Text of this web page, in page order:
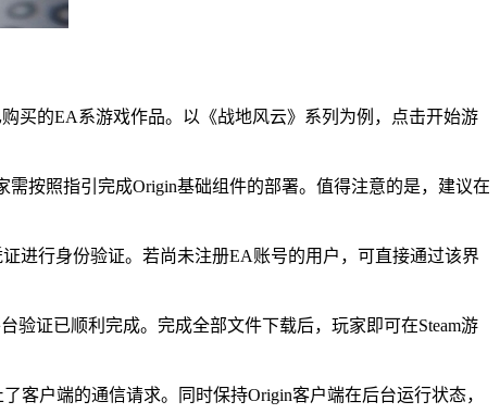
买的EA系游戏作品。以《战地风云》系列为例，点击开始游
按照指引完成Origin基础组件的部署。值得注意的是，建议在
进行身份验证。若尚未注册EA账号的用户，可直接通过该界
验证已顺利完成。完成全部文件下载后，玩家即可在Steam游
客户端的通信请求。同时保持Origin客户端在后台运行状态，